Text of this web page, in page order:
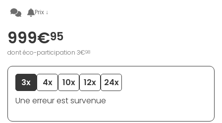
Prix ↓
999€95
dont éco-participation 3€98
3x 4x 10x 12x
24x
Une erreur est survenue